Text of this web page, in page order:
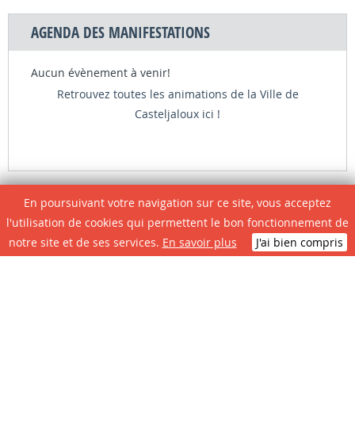
AGENDA DES MANIFESTATIONS
Aucun évènement à venir!
Retrouvez toutes les animations de la Ville de
Casteljaloux ici !
LES + CONSULTÉS
En poursuivant votre navigation sur ce site, vous acceptez
l'utilisation de cookies qui permettent le bon fonctionnement de
notre site et de ses services. En savoir plus J'ai bien compris